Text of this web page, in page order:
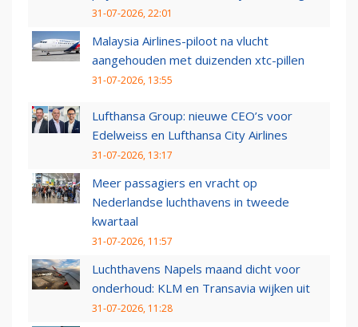
31-07-2026, 22:01
Malaysia Airlines-piloot na vlucht
aangehouden met duizenden xtc-pillen
31-07-2026, 13:55
Lufthansa Group: nieuwe CEO’s voor
Edelweiss en Lufthansa City Airlines
31-07-2026, 13:17
Meer passagiers en vracht op
Nederlandse luchthavens in tweede
kwartaal
31-07-2026, 11:57
Luchthavens Napels maand dicht voor
onderhoud: KLM en Transavia wijken uit
31-07-2026, 11:28